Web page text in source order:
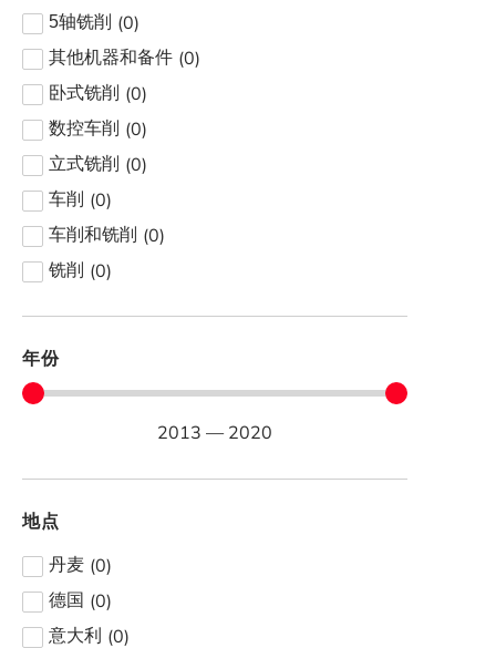
5轴铣削 (0)
其他机器和备件 (0)
卧式铣削 (0)
数控车削 (0)
立式铣削 (0)
车削 (0)
车削和铣削 (0)
铣削 (0)
年份
2013 — 2020
地点
丹麦 (0)
德国 (0)
意大利 (0)